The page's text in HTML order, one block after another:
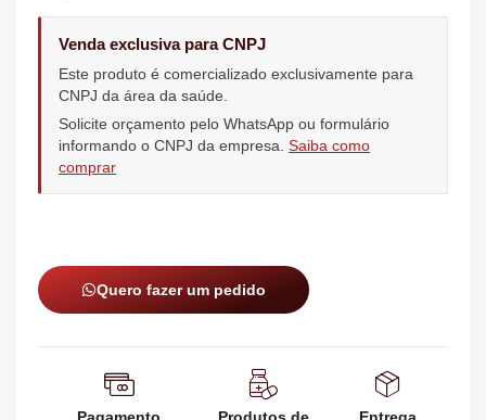
Venda exclusiva para CNPJ
Este produto é comercializado exclusivamente para
CNPJ da área da saúde.
Solicite orçamento pelo WhatsApp ou formulário
informando o CNPJ da empresa. Saiba como
comprar
Quero fazer um pedido